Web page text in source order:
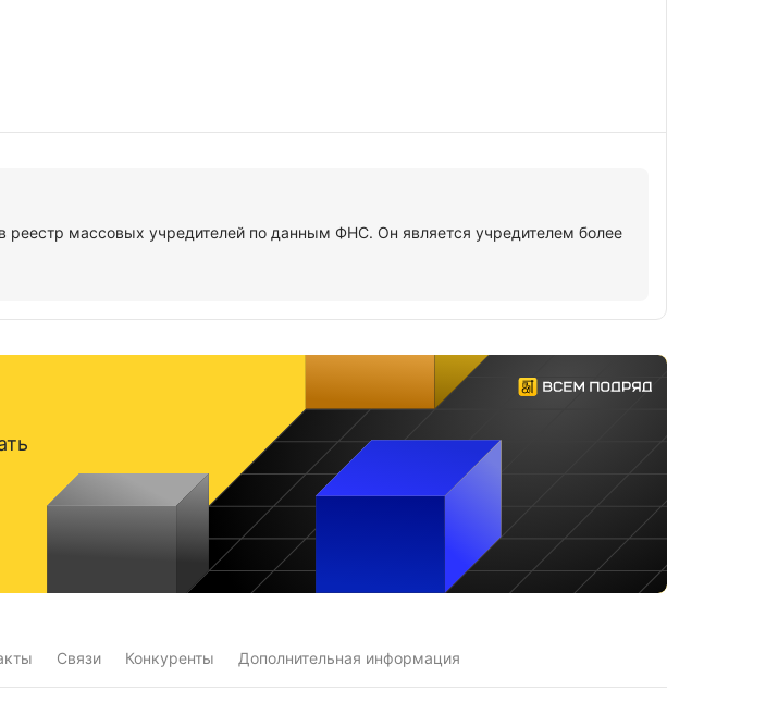
массовых учредителей по данным ФНС. Он является учредителем более
Связи Конкуренты Дополнительная информация